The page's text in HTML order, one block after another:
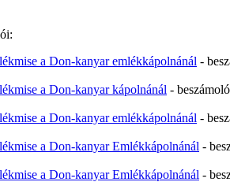
a Don-kanyar emlékkápolnánál -
a Don-kanyar kápolnánál - beszámoló
a Don-kanyar emlékkápolnánál -
a Don-kanyar Emlékkápolnánál -
a Don-kanyar Emlékkápolnánál -